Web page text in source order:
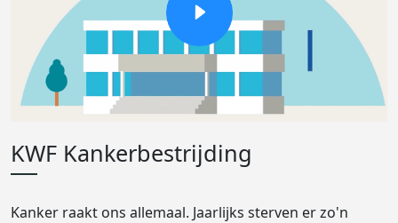
KWF Kankerbestrijding
Kanker raakt ons allemaal. Jaarlijks sterven er zo'n